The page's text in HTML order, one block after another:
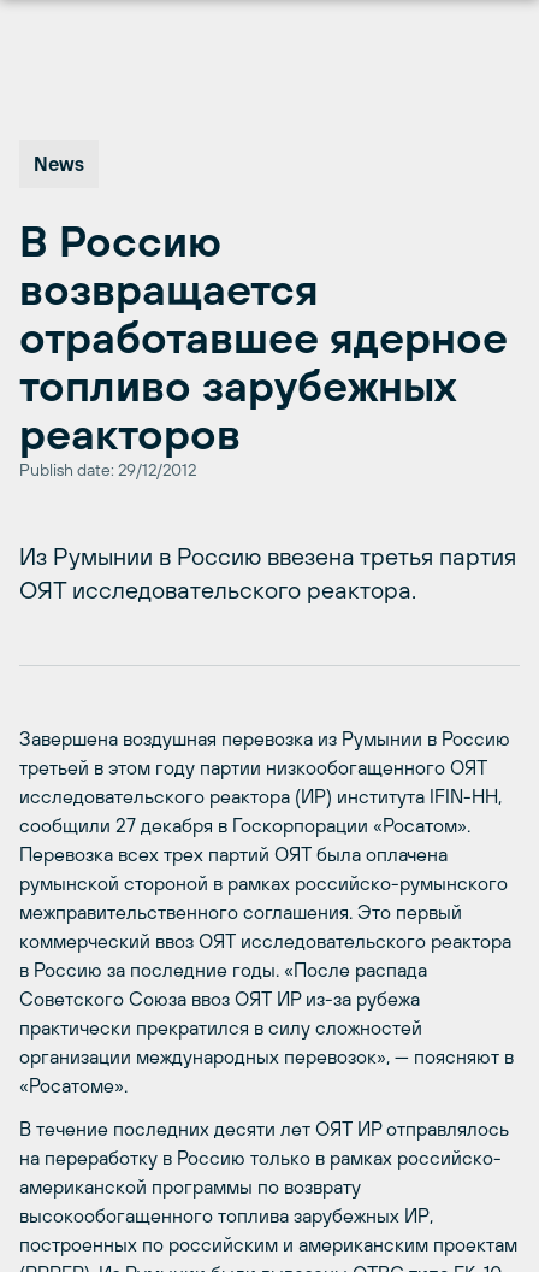
News
В Россию
возвращается
отработавшее ядерное
топливо зарубежных
реакторов
Publish date: 29/12/2012
Из Румынии в Россию ввезена третья партия
ОЯТ исследовательского реактора.
Завершена воздушная перевозка из Румынии в Россию
третьей в этом году партии низкообогащенного ОЯТ
исследовательского реактора (ИР) института IFIN-HH,
сообщили 27 декабря в Госкорпорации «Росатом».
Перевозка всех трех партий ОЯТ была оплачена
румынской стороной в рамках российско-румынского
межправительственного соглашения. Это первый
коммерческий ввоз ОЯТ исследовательского реактора
в Россию за последние годы. «После распада
Советского Союза ввоз ОЯТ ИР из-за рубежа
практически прекратился в силу сложностей
организации международных перевозок», — поясняют в
«Росатоме».
В течение последних десяти лет ОЯТ ИР отправлялось
на переработку в Россию только в рамках российско-
американской программы по возврату
высокообогащенного топлива зарубежных ИР,
построенных по российским и американским проектам